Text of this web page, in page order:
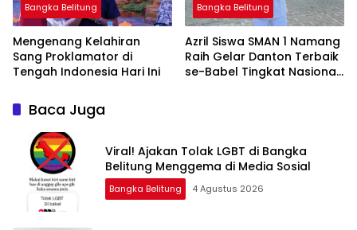
Bangka Belitung
‎Mengenang Kelahiran
Sang Proklamator di
Bangka Belitung
‎Azril Siswa SMAN 1 Namang
Raih Gelar Danton Terbaik
se-Babel Tingkat Nasional
Baca Juga
Viral! Ajakan Tolak LGBT di Bangka
Belitung Menggema di Media Sosial
Bangka Belitung 4 Agustus 2026